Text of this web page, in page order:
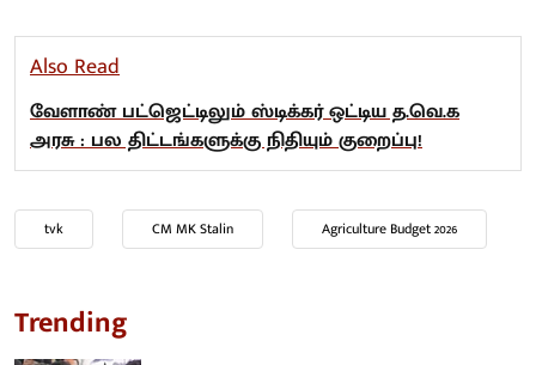
Also Read
வேளாண் பட்ஜெட்டிலும் ஸ்டிக்கர் ஒட்டிய த.வெ.க
அரசு : பல திட்டங்களுக்கு நிதியும் குறைப்பு!
tvk CM MK Stalin Agriculture Budget 2026
Trending